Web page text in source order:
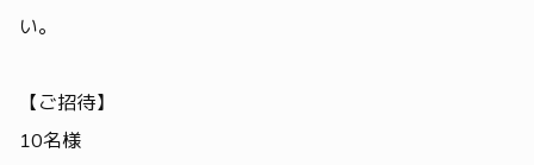
い。
【ご招待】
10名様